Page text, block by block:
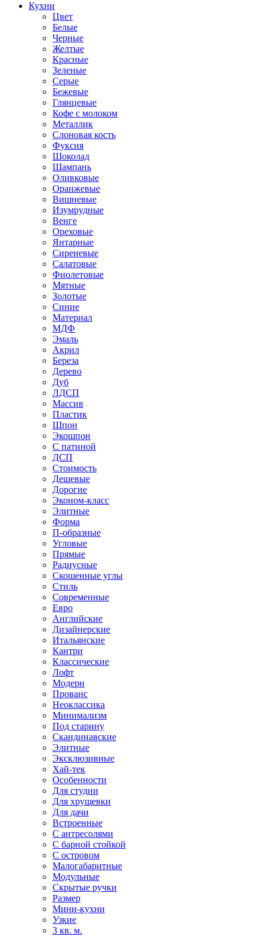
Кухни
Цвет
Белые
Черные
Желтые
Красные
Зеленые
Серые
Бежевые
Глянцевые
Кофе с молоком
Металлик
Слоновая кость
Фуксия
Шоколад
Шампань
Оливковые
Оранжевые
Вишневые
Изумрудные
Венге
Ореховые
Янтарные
Сиреневые
Салатовые
Фиолетовые
Мятные
Золотые
Синие
Материал
МДФ
Эмаль
Акрил
Береза
Дерево
Дуб
ЛДСП
Массив
Пластик
Шпон
Экошпон
С патиной
ДСП
Стоимость
Дешевые
Дорогие
Эконом-класс
Элитные
Форма
П-образные
Угловые
Прямые
Радиусные
Скошенные углы
Стиль
Современные
Евро
Английские
Дизайнерские
Итальянские
Кантри
Классические
Лофт
Модерн
Прованс
Неоклассика
Минимализм
Под старину
Скандинавские
Элитные
Эксклюзивные
Хай-тек
Особенности
Для студии
Для хрущевки
Для дачи
Встроенные
С антресолями
С барной стойкой
С островом
Малогабаритные
Модульные
Скрытые ручки
Размер
Мини-кухни
Узкие
3 кв. м.